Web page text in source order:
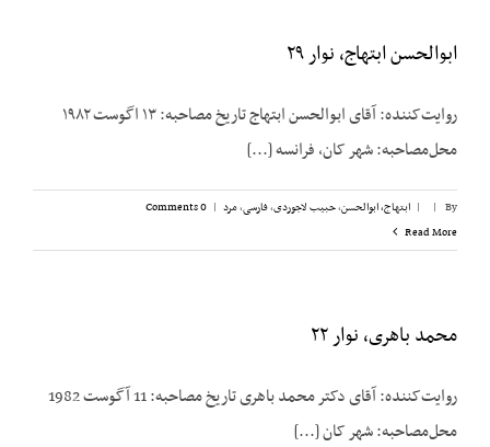
ابوالحسن ابتهاج، نوار ۲۹
روایت‌کننده: آقای ابوالحسن ابتهاج تاریخ مصاحبه: ۱۳ اگوست ۱۹۸۲
محل‌مصاحبه: شهر کان، فرانسه [...]
By
|
| ابتهاج، ابوالحسن,حبیب لاجوردی,فارسی,مرد |
0 Comments
Read More
محمد باهری، نوار ۲۲
روایت‌کننده: آقای دکتر محمد باهری تاریخ مصاحبه: 11 آگوست 1982
محل‌مصاحبه: شهر کان [...]